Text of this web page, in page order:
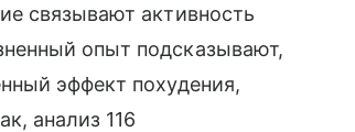
связывают активность
опыт подсказывают,
эффект похудения,
анализ 116